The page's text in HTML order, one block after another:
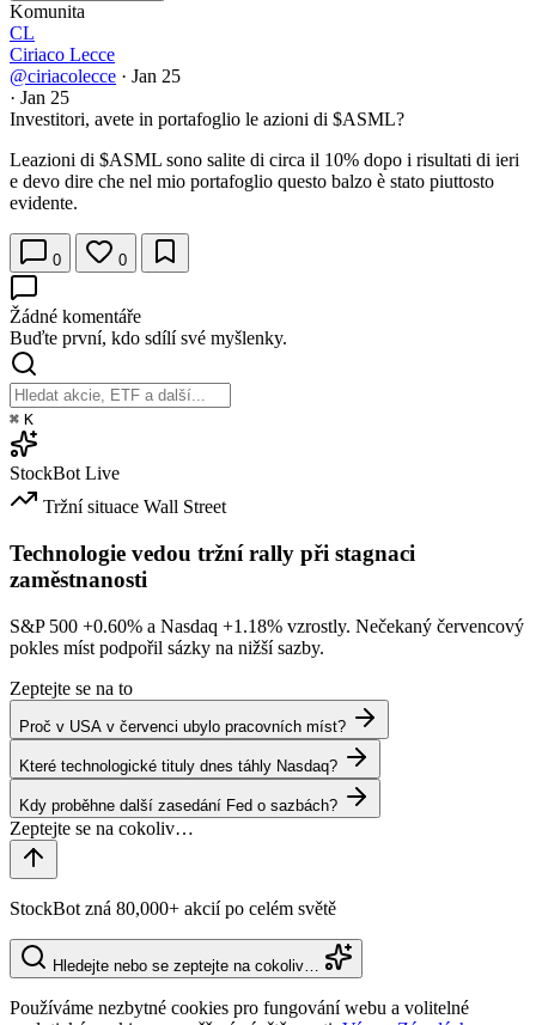
Komunita
CL
Ciriaco Lecce
@ciriacolecce · Jan 25
· Jan 25
Investitori, avete in portafoglio le azioni di $ASML?
Leazioni di $ASML sono salite di circa il 10% dopo i risultati di ieri
e devo dire che nel mio portafoglio questo balzo è stato piuttosto
evidente.
0 0
Žádné komentáře
Buďte první, kdo sdílí své myšlenky.
⌘ K
StockBot Live
Tržní situace Wall Street
Technologie vedou tržní rally při stagnaci
zaměstnanosti
S&P 500 +0.60% a Nasdaq +1.18% vzrostly. Nečekaný červencový
pokles míst podpořil sázky na nižší sazby.
Zeptejte se na to
Proč v USA v červenci ubylo pracovních míst?
Které technologické tituly dnes táhly Nasdaq?
Kdy proběhne další zasedání Fed o sazbách?
StockBot zná 80,000+ akcií po celém světě
Hledejte nebo se zeptejte na cokoliv…
Používáme nezbytné cookies pro fungování webu a volitelné